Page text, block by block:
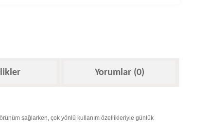
Yorumlar (0)
sağlarken, çok yönlü kullanım özellikleriyle günlük